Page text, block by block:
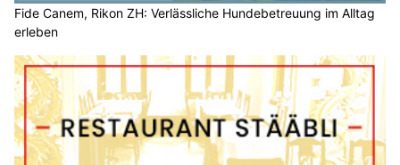
Fide Canem, Rikon ZH: Verlässliche Hundebetreuung im Alltag
erleben